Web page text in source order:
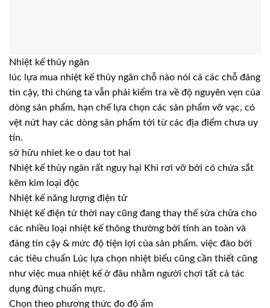
Nhiệt kế thủy ngân
lúc lựa mua nhiệt kế thủy ngân chỗ nào nói cả các chỗ đáng
tin cậy, thì chúng ta vẫn phải kiểm tra về độ nguyên vẹn của
dòng sản phẩm, hạn chế lựa chọn các sản phẩm vỡ vạc, có
vệt nứt hay các dòng sản phẩm tới từ các địa điểm chưa uy
tín.
sở hữu nhiet ke o dau tot hai
Nhiệt kế thủy ngân rất nguy hại Khi rơi vỡ bởi có chứa sắt
kẽm kim loại độc
Nhiệt kế năng lượng điện tử
Nhiệt kế điện tử thời nay cũng đang thay thế sửa chữa cho
các nhiều loại nhiệt kế thông thường bởi tính an toàn và
đáng tin cậy & mức độ tiện lợi của sản phẩm. việc đào bới
các tiêu chuẩn Lúc lựa chọn nhiệt biểu cũng cần thiết cũng
như việc mua nhiệt kế ở đâu nhằm người chơi tất cả tác
dụng đúng chuẩn mực.
Chọn theo phương thức đo độ ẩm